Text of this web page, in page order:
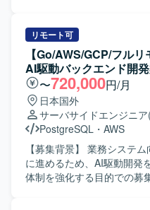
いただきます。 【求める人物像】 プロダクトのミッション
やビジョンに共感し、事
と考えている方を求めてい
きに楽しみながら、自ら課
つ解決していける方にマッ
ながら開発プロセスを進化
ムとして成果にコミットで
と考えています。 【ポジションの魅力】 少数精鋭チームで
大きなトラフィックと複
接関わることができます。
など、AI Nativeな開発文化
のバックエンドAPI設計・
ータ対応）を行っていた
証を伴う非同期連携を含む
計・実装を担当していただ
を用いたメッセージキュー
の導入を進めていただきま
ど、大量データを扱う非同
っていただきます。AWS環
ElastiCache、SQSなどを
当していただきます。パフ
試験の実施、社員エンジニ
リモート可
【Go/AWS/GCP/フル
AI駆動バックエンド開
〜720,000円/月
日本国外
サーバサイドエンジニア
PostgreSQL ・ AWS
【募集背景】 業務システ
に進めるため、AI駆動開発
体制を強化する目的での募集となりま